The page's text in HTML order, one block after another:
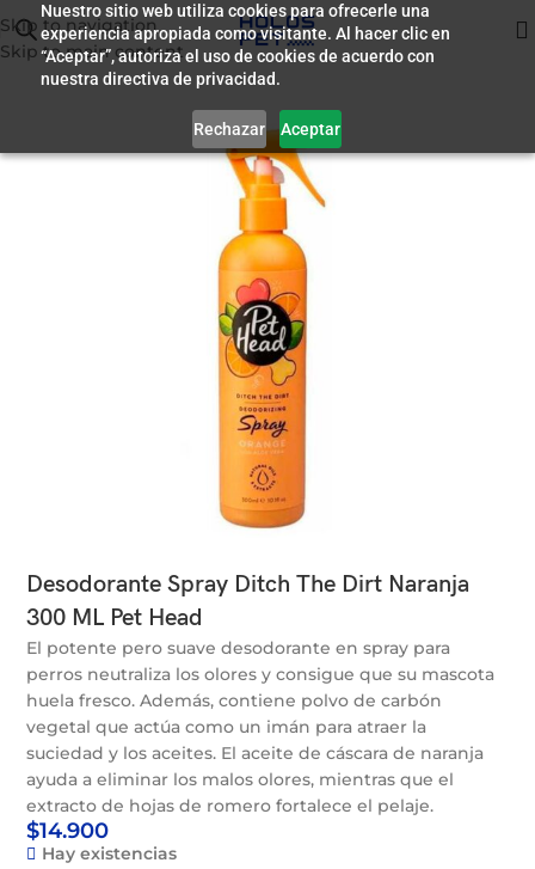
Nuestro sitio web utiliza cookies para ofrecerle una
experiencia apropiada como visitante. Al hacer clic en
“Aceptar”, autoriza el uso de cookies de acuerdo con
nuestra directiva de privacidad.
Rechazar Aceptar
Skip to navigation
Skip to main content
Inicio/Farmacia
Desodorante Spray Ditch The Dirt Naranja
300 ML Pet Head
El potente pero suave desodorante en spray para
perros neutraliza los olores y consigue que su mascota
huela fresco. Además, contiene polvo de carbón
vegetal que actúa como un imán para atraer la
suciedad y los aceites. El aceite de cáscara de naranja
ayuda a eliminar los malos olores, mientras que el
extracto de hojas de romero fortalece el pelaje.
$14.900
Hay existencias